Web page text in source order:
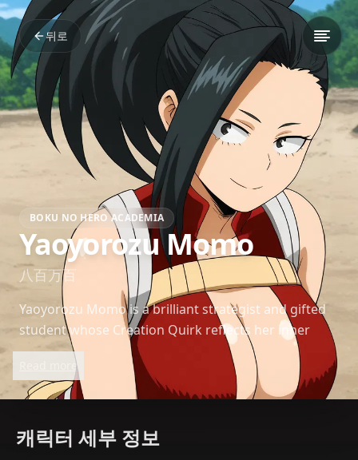
뒤로
BOKU NO HERO ACADEMIA
Yaoyorozu Momo
八百万百
Yaoyorozu Momo is a brilliant strategist and gifted
student whose Creation Quirk reflects her inner
discipline. Her elegance and leadership shine even
through self-doubt.
Read more
캐릭터 세부 정보